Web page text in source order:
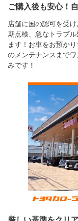
ご購入後も安心！
店舗に国の認可を受
期点検、急なトラブ
ます！お車をお預か
のメンテナンスまで
みです！